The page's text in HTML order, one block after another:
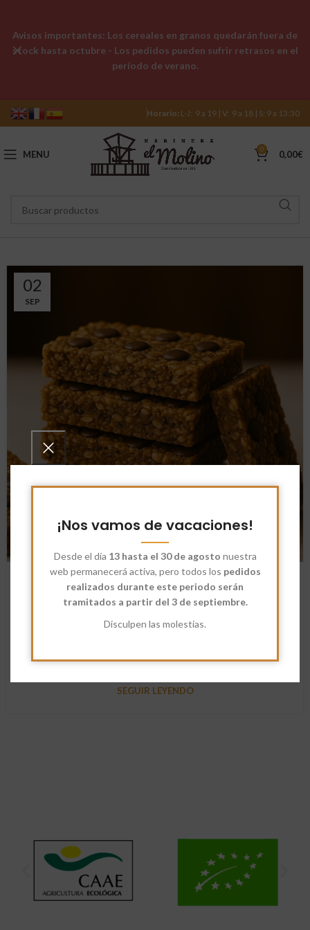
¡Nos vamos de vacaciones!
Desde el día 13 hasta el 30 de agosto nuestra
web permanecerá activa, pero todos los pedidos
realizados durante este periodo serán
tramitados a partir del 3 de septiembre.
Disculpen las molestias.
Horario: L-J: 9 a 19 | V: 9 a 18 | S: 9 a 13:30
MENU 0 0,00€
02
SEP
RECETAS
Barritas energéticas caseras con
avena, frutos secos y semillas
NimioEstudio
SEGUIR LEYENDO
Avisos importantes: Los cereales en granos quedarán fuera de
stock hasta octubre - Los pedidos pueden sufrir retrasos en el
período de verano.